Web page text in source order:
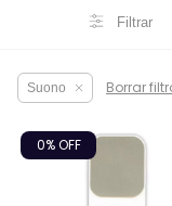
Filtrar
Suono Borrar
0% OFF